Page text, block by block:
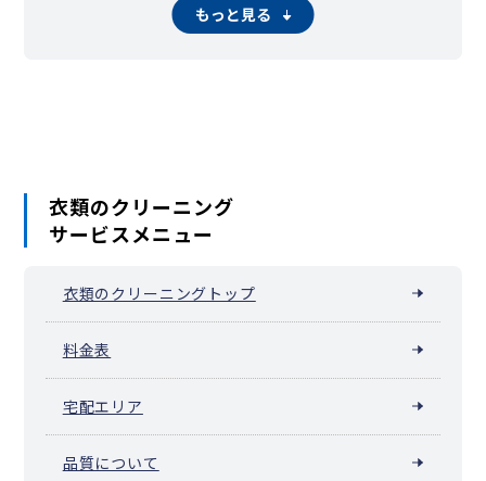
もっと見る
衣類のクリーニング
サービスメニュー
衣類のクリーニングトップ
料金表
宅配エリア
品質について